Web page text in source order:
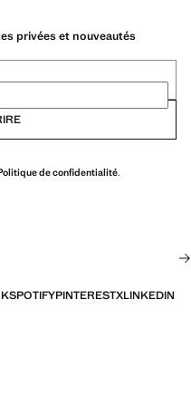
privées et nouveautés
de confidentialité.
SPOTIFYPINTERESTXLINKEDIN